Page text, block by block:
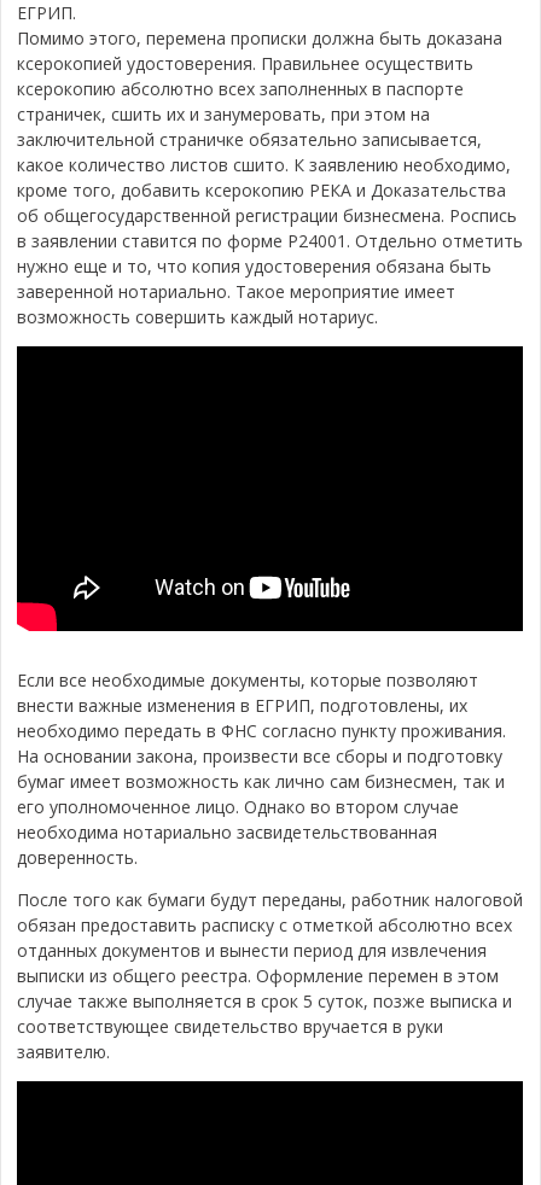
ЕГРИП.
Помимо этого, перемена прописки должна быть доказана
ксерокопией удостоверения. Правильнее осуществить
ксерокопию абсолютно всех заполненных в паспорте
страничек, сшить их и занумеровать, при этом на
заключительной страничке обязательно записывается,
какое количество листов сшито. К заявлению необходимо,
кроме того, добавить ксерокопию РЕКА и Доказательства
об общегосударственной регистрации бизнесмена. Роспись
в заявлении ставится по форме P24001. Отдельно отметить
нужно еще и то, что копия удостоверения обязана быть
заверенной нотариально. Такое мероприятие имеет
возможность совершить каждый нотариус.
Если все необходимые документы, которые позволяют
внести важные изменения в ЕГРИП, подготовлены, их
необходимо передать в ФНС согласно пункту проживания.
На основании закона, произвести все сборы и подготовку
бумаг имеет возможность как лично сам бизнесмен, так и
его уполномоченное лицо. Однако во втором случае
необходима нотариально засвидетельствованная
доверенность.
После того как бумаги будут переданы, работник налоговой
обязан предоставить расписку с отметкой абсолютно всех
отданных документов и вынести период для извлечения
выписки из общего реестра. Оформление перемен в этом
случае также выполняется в срок 5 суток, позже выписка и
соответствующее свидетельство вручается в руки
заявителю.